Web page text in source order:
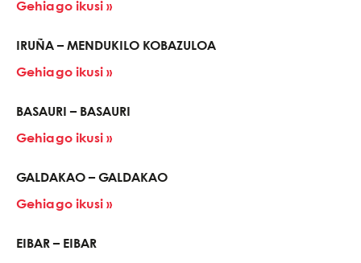
Gehiago ikusi »
IRUÑA – MENDUKILO KOBAZULOA
Gehiago ikusi »
BASAURI – BASAURI
Gehiago ikusi »
GALDAKAO – GALDAKAO
Gehiago ikusi »
EIBAR – EIBAR